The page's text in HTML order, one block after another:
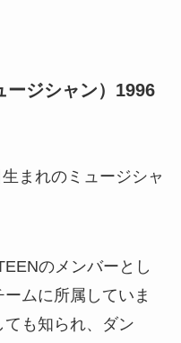
ージシャン）1996
まれのミュージシャ
のメンバーとし
ムに所属していま
も知られ、ダン